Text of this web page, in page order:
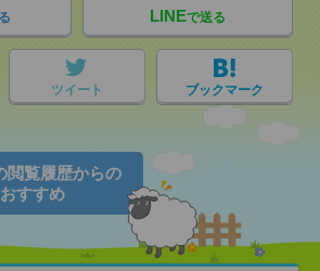
LINEで送る
ツイート ブックマーク
閲覧履歴からの
おすすめ